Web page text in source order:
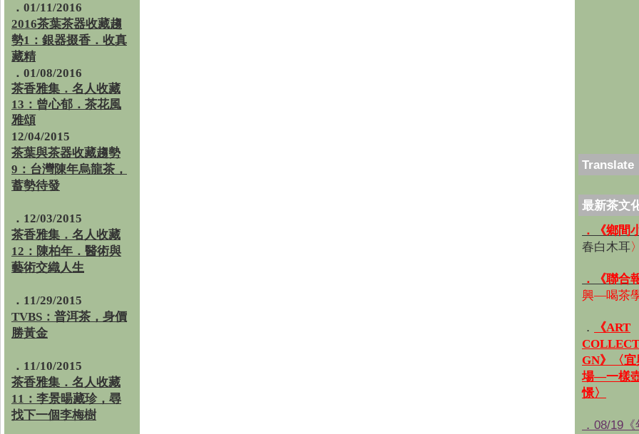
．01/11/2016
2016茶葉茶器收藏趨
勢1：銀器掇香．收真
藏精
．01/08/2016
茶香雅集 ． 名人收藏
13：曾心郁．茶花風
雅頌
12/04/2015
茶葉與茶器收藏趨勢
9：台灣陳年烏龍茶，
蓄勢待發
．12/03/2015
茶香雅集．名人收藏
12：陳柏年．醫術與
藝術交織人生
．11/29/2015
TVBS：普洱茶，身價
勝黃金
．11/10/2015
茶香雅集．名人收藏
11：李景暘藏珍，尋
找下一個李梅樹
Translate
最新茶文
．《鄉間
春白木耳〉
．《聯合
興—喝茶
．
《ART
GN》〈
場—一樣
憬〉
．08/19